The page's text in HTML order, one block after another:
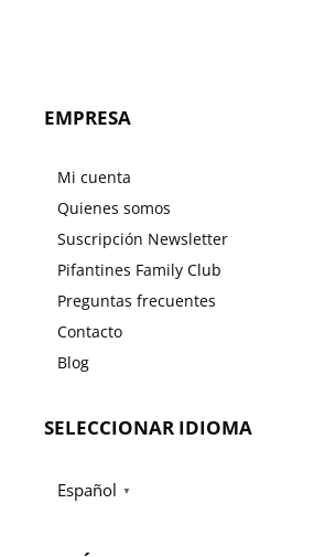
EMPRESA
Mi cuenta
Quienes somos
Suscripción Newsletter
Pifantines Family Club
Preguntas frecuentes
Contacto
Blog
SELECCIONAR IDIOMA
Español ▼